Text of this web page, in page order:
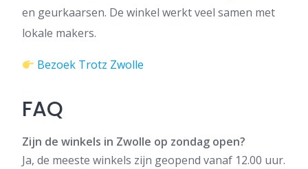
en geurkaarsen. De winkel werkt veel samen met
lokale makers.
Bezoek Trotz Zwolle
FAQ
Zijn de winkels in Zwolle op zondag open?
Ja, de meeste winkels zijn geopend vanaf 12.00 uur.